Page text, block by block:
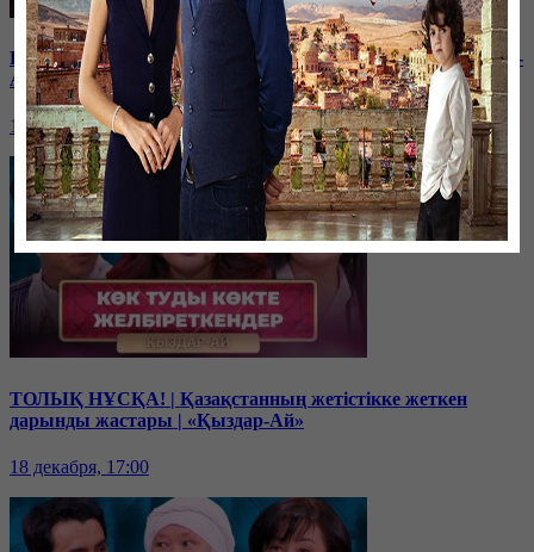
Балам мектептегі буллингтен кейін өзгеріп кетті | «Қыздар-
Ай»
19 декабря, 17:00
ТОЛЫҚ НҰСҚА! | Қазақстанның жетістікке жеткен
дарынды жастары | «Қыздар-Ай»
18 декабря, 17:00